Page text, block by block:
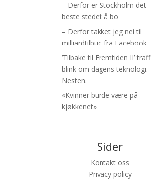
– Derfor er Stockholm det
beste stedet å bo
– Derfor takket jeg nei til
milliardtilbud fra Facebook
’Tilbake til Fremtiden II’ traff
blink om dagens teknologi.
Nesten.
«Kvinner burde være på
kjøkkenet»
Sider
Kontakt oss
Privacy policy